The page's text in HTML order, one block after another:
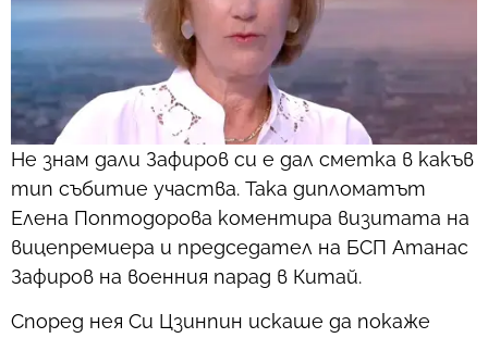
Не знам дали Зафиров си е дал сметка в какъв
тип събитие участва. Така дипломатът
Елена Поптодорова коментира визитата на
вицепремиера и председател на БСП Атанас
Зафиров на военния парад в Китай.
Според нея Си Цзинпин искаше да покаже